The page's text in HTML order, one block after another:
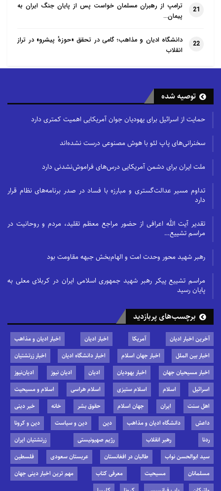
21
ترامپ از رهبران مسلمان خواست پس از پایان جنگ ایران به
پیمان…
22
دانشگاه ادیان و مذاهب؛ گامی در تحقق «حوزهٔ پیشرو» در تراز
انقلاب
توصیه شده
حمایت از اسرائیل برای یهودیان جوان آمریکایی اهمیت کمتری دارد
سخنرانی‌های پاپ لئو با هوش مصنوعی درست نشده‌اند
ملت ایران برای دشمن آمریکایی درس‌های فراموش‌نشدنی دارد
تداوم مسیر عدالت‌گستری و مبارزه با فساد در صدر برنامه‌های نظام قرار
دارد
تقدیر آیت الله اعرافی از حضور مراجع معظم تقلید، مردم و روحانیت در
مراسم تشییع…
رهبر شهید محور وحدت امت و الهام‌بخش جبهه مقاومت بود
مراسم تشییع پیکر رهبر شهید جمهوری اسلامی ایران در کربلای معلی به
پایان رسید
برچسب‌های پربازدید
آخرین اخبار ادیان آمریکا اخبار ادیان
اخبار ادیان و مذاهب
اخبار بین الملل
اخبار جهان اسلام اخبار دانشگاه ادیان
اخبار زرتشتیان
اخبار مسیحیان جهان
اخبار یهودیان ادیان ادیان نیوز
ادیان‌نیوز
اسرائیل
اسلام اسلام ستیزی اسلام هراسی
اسلام و مسیحیت
اهل سنت
ایران جهان اسلام حقوق بشر خانه
خبر دینی
داعش
دانشگاه ادیان و مذاهب دین دین و سیاست
دین و کرونا
ردنا
رهبر انقلاب رژیم صهیونیستی
زرتشتیان ایران
سید ابوالحسن نواب
طالبان در افغانستان عربستان سعودی
فلسطین
مسلمانان
مسیحیت معرفی کتاب
مهم ترین اخبار دینی جهان